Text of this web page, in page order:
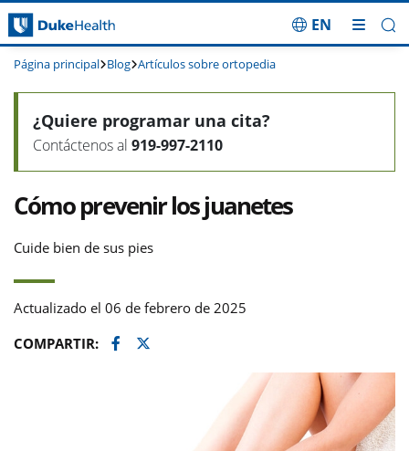
Saltar navegación
EN
Página principal Blog Artículos sobre ortopedia
Cómo prevenir los juanetes
Cuide bien de sus pies
Actualizado el 06 de febrero de 2025
COMPARTIR:
Facebook
Twitter
¿Quiere programar una cita?
Contáctenos al 919-997-2110